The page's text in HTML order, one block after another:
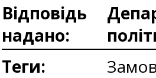
Відповідь
надано:
Теги: